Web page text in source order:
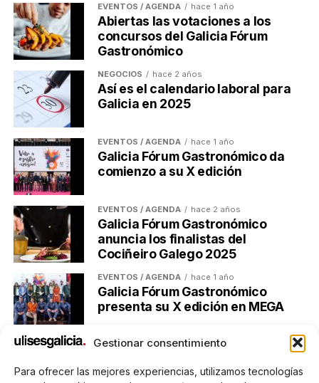
Gestionar consentimiento
Para ofrecer las mejores experiencias, utilizamos tecnologías
ventas crecieron un 0,6 %, principalmente gracias al
incremento del 1,4 % en los productos no
alimentarios.
Post Views: 137
TEMAS RELACIONADOS:
A CONTINUACIÓN
Galicia aprueba su calendario laboral de 2027
NO TE PIERDAS
Las reformas con microcemento ganan peso en
Galicia
Ulises Galicia
Actualidad económica, negocios, comunicación y marketing
digital en Galicia
EVENTOS / AGENDA hace 1 año
Abiertas las votaciones a los
concursos del Galicia Fórum
Gastronómico
NEGOCIOS hace 2 años
Así es el calendario laboral para
Galicia en 2025
EVENTOS / AGENDA hace 1 año
Galicia Fórum Gastronómico da
comienzo a su X edición
EVENTOS / AGENDA hace 2 años
Galicia Fórum Gastronómico
anuncia los finalistas del
Cociñeiro Galego 2025
EVENTOS / AGENDA hace 1 año
Galicia Fórum Gastronómico
presenta su X edición en MEGA